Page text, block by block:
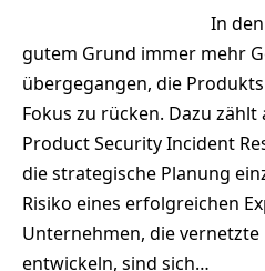
In
gutem Grund immer mehr
übergegangen, die
Fokus zu rücken. Dazu
Product Security Incident
die strategische Planung
Risiko eines erfolgreichen
Unternehmen, die
entwickeln, sind sich…